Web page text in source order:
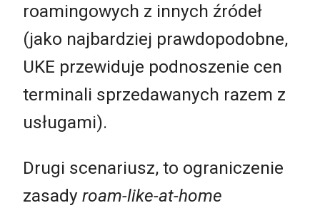
roamingowych z innych źródeł
(jako najbardziej prawdopodobne,
UKE przewiduje podnoszenie cen
terminali sprzedawanych razem z
usługami).
Drugi scenariusz, to ograniczenie
zasady roam-like-at-home